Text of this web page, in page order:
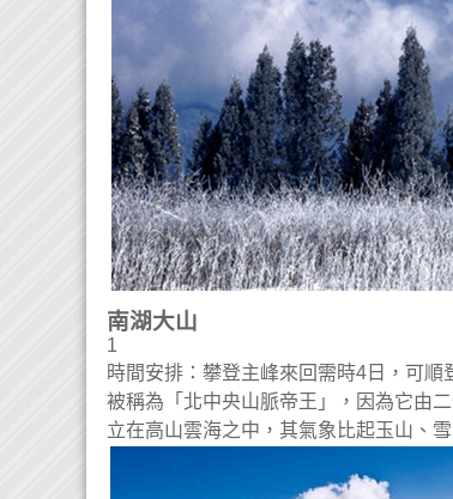
南湖大山
1
時間安排：攀登主峰來回需時4日，可順
被稱為「北中央山脈帝王」，因為它由
立在高山雲海之中，其氣象比起玉山、